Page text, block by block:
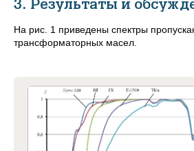
3. Результаты и
На рис. 1 приведены спектры
трансформаторных масел.